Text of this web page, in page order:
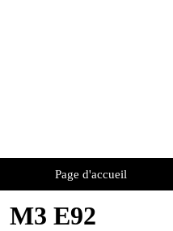
Page d'accueil
M3 E92